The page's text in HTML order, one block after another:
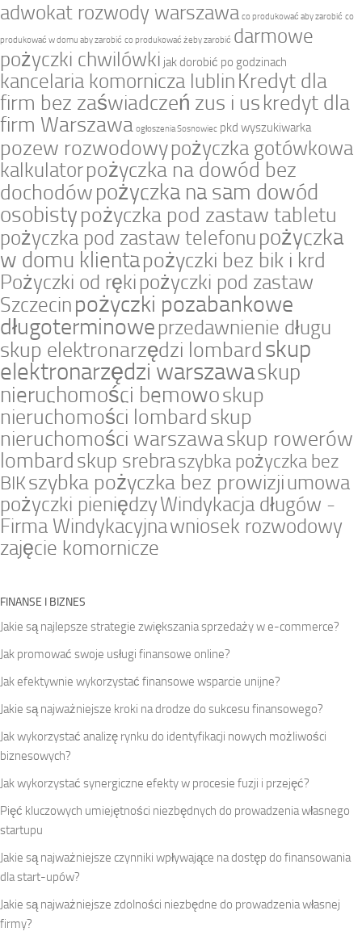
adwokat rozwody warszawa co produkować aby zarobić co
produkować w domu aby zarobić co produkować żeby zarobić darmowe
pożyczki chwilówki jak dorobić po godzinach
kancelaria komornicza lublin Kredyt dla
firm bez zaświadczeń zus i uskredyt dla
firm Warszawa ogłoszenia Sosnowiec pkd wyszukiwarka
pozew rozwodowypożyczka gotówkowa
kalkulatorpożyczka na dowód bez
dochodówpożyczka na sam dowód
osobistypożyczka pod zastaw tabletu
pożyczka pod zastaw telefonu pożyczka
w domu klientapożyczki bez bik i krd
Pożyczki od ręki pożyczki pod zastaw
Szczecin pożyczki pozabankowe
długoterminowe przedawnienie długu
skup elektronarzędzi lombardskup
elektronarzędzi warszawaskup
nieruchomości bemowoskup
nieruchomości lombardskup
nieruchomości warszawaskup rowerów
lombard skup srebraszybka pożyczka bez
BIKszybka pożyczka bez prowizjiumowa
pożyczki pieniędzyWindykacja długów -
Firma Windykacyjnawniosek rozwodowy
zajęcie komornicze
FINANSE I BIZNES
Jakie są najlepsze strategie zwiększania sprzedaży w e-commerce?
Jak promować swoje usługi finansowe online?
Jak efektywnie wykorzystać finansowe wsparcie unijne?
Jakie są najważniejsze kroki na drodze do sukcesu finansowego?
Jak wykorzystać analizę rynku do identyfikacji nowych możliwości
biznesowych?
Jak wykorzystać synergiczne efekty w procesie fuzji i przejęć?
Pięć kluczowych umiejętności niezbędnych do prowadzenia własnego
startupu
Jakie są najważniejsze czynniki wpływające na dostęp do finansowania
dla start-upów?
Jakie są najważniejsze zdolności niezbędne do prowadzenia własnej
firmy?